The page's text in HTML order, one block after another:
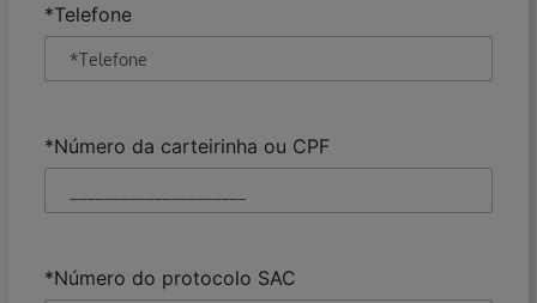
*TelefoneObrigatório
*Número da carteirinha ou CPFObrigatório
*Número do protocolo SACObrigatório